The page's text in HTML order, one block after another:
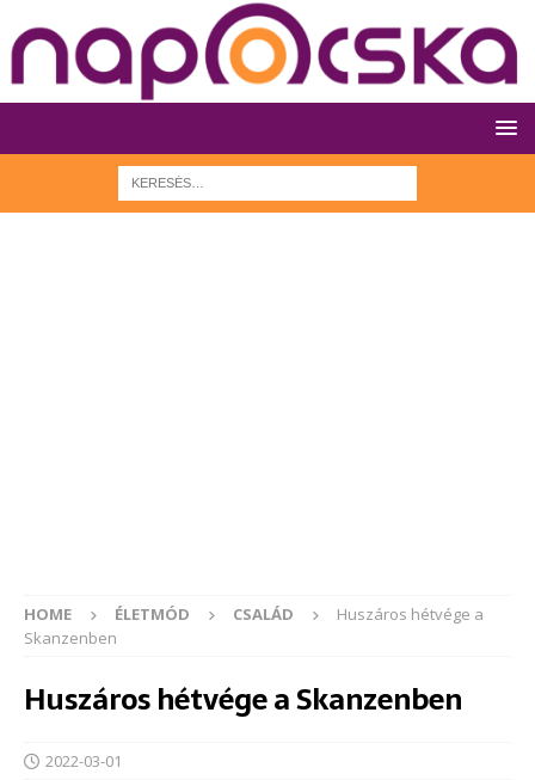
HOME ÉLETMÓD CSALÁD
Huszáros hétvége a
Skanzenben
Huszáros hétvége a Skanzenben
2022-03-01